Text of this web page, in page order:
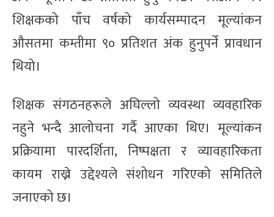
शिक्षकको पाँच वर्षको कार्यसम्पादन मूल्यांकन
औसतमा कम्तीमा ९० प्रतिशत अंक हुनुपर्ने प्रावधान
थियो।
शिक्षक संगठनहरूले अघिल्लो व्यवस्था व्यवहारिक
नहुने भन्दै आलोचना गर्दै आएका थिए। मूल्यांकन
प्रक्रियामा पारदर्शिता, निष्पक्षता र व्यावहारिकता
कायम राख्ने उद्देश्यले संशोधन गरिएको समितिले
जनाएको छ।